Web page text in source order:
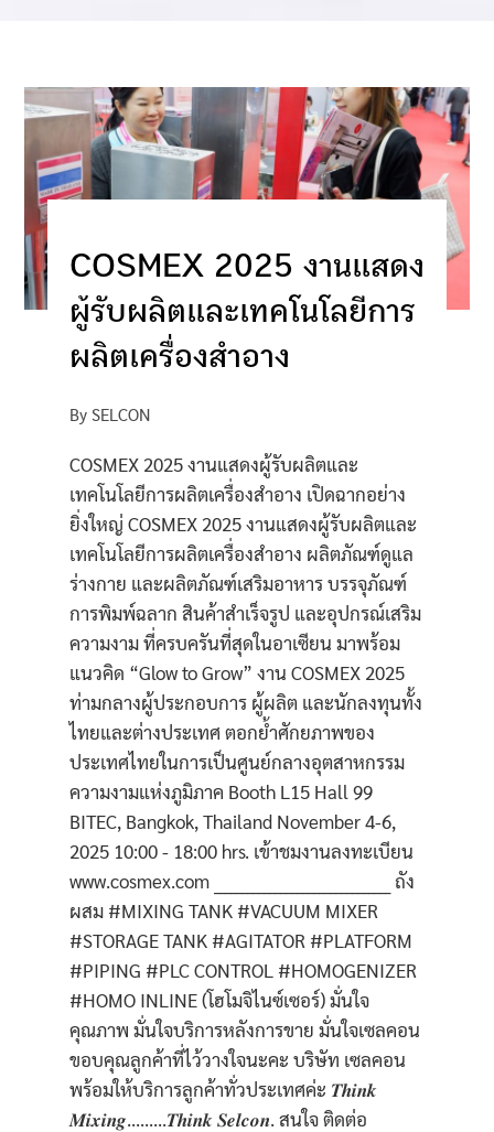
COSMEX 2025 งานแสดง
ผู้รับผลิตและเทคโนโลยีการ
ผลิตเครื่องสำอาง
By SELCON
COSMEX 2025 งานแสดงผู้รับผลิตและ
เทคโนโลยีการผลิตเครื่องสำอาง เปิดฉากอย่าง
ยิ่งใหญ่ COSMEX 2025 งานแสดงผู้รับผลิตและ
เทคโนโลยีการผลิตเครื่องสำอาง ผลิตภัณฑ์ดูแล
ร่างกาย และผลิตภัณฑ์เสริมอาหาร บรรจุภัณฑ์
การพิมพ์ฉลาก สินค้าสำเร็จรูป และอุปกรณ์เสริม
ความงาม ที่ครบครันที่สุดในอาเซียน มาพร้อม
แนวคิด “Glow to Grow” งาน COSMEX 2025
ท่ามกลางผู้ประกอบการ ผู้ผลิต และนักลงทุนทั้ง
ไทยและต่างประเทศ ตอกย้ำศักยภาพของ
ประเทศไทยในการเป็นศูนย์กลางอุตสาหกรรม
ความงามแห่งภูมิภาค Booth L15 Hall 99
BITEC, Bangkok, Thailand November 4-6,
2025 10:00 - 18:00 hrs. เข้าชมงานลงทะเบียน
www.cosmex.com ________________________________ ถัง
ผสม #MIXING TANK #VACUUM MIXER
#STORAGE TANK #AGITATOR #PLATFORM
#PIPING #PLC CONTROL #HOMOGENIZER
#HOMO INLINE (โฮโมจิไนซ์เซอร์) มั่นใจ
คุณภาพ มั่นใจบริการหลังการขาย มั่นใจเซลคอน
ขอบคุณลูกค้าที่ไว้วางใจนะคะ บริษัท เซลคอน
พร้อมให้บริการลูกค้าทั่วประเทศค่ะ 𝑻𝒉𝒊𝒏𝒌
𝑴𝒊𝒙𝒊𝒏𝒈.........𝑻𝒉𝒊𝒏𝒌 𝑺𝒆𝒍𝒄𝒐𝒏. สนใจ ติดต่อ